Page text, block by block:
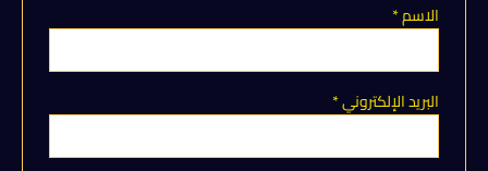
الاسم*
البريد الإلكتروني*